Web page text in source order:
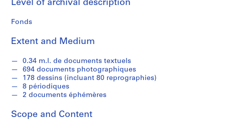
e
t
r
e
t
d
'
r
Level of archival description
Fonds
Extent and Medium
0.34 m.l. de documents textuels
694 documents photographiques
178 dessins (incluant 80 reprographies)
8 périodiques
2 documents éphémères
Scope and Content